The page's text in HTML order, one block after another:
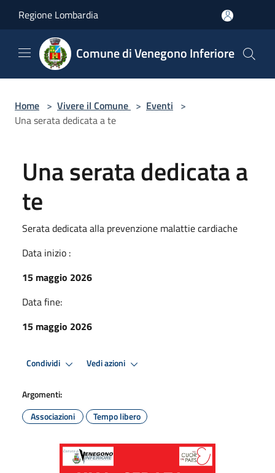
Regione Lombardia
Comune di Venegono Inferiore
Home > Vivere il Comune > Eventi >
Una serata dedicata a te
Una serata dedicata a
te
Serata dedicata alla prevenzione malattie cardiache
Data inizio :
15 maggio 2026
Data fine:
15 maggio 2026
Condividi Vedi azioni
Argomenti:
Associazioni
Tempo libero